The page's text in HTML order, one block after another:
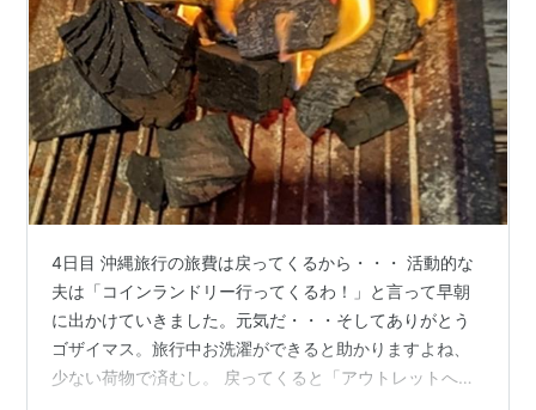
4日目 沖縄旅行の旅費は戻ってくるから・・・ 活動的な
夫は「コインランドリー行ってくるわ！」と言って早朝
に出かけていきました。元気だ・・・そしてありがとう
ゴザイマス。旅行中お洗濯ができると助かりますよね、
少ない荷物で済むし。 戻ってくると「アウトレットへ行